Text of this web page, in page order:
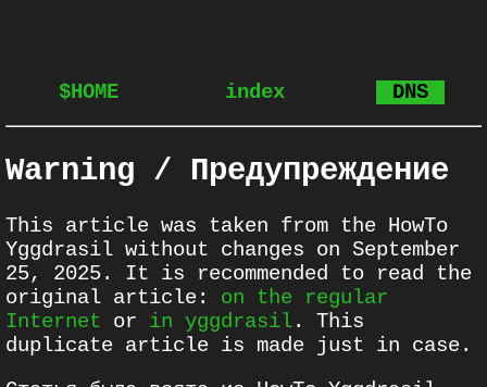
$HOME index DNS
Warning / Предупреждение
This article was taken from the HowTo
Yggdrasil without changes on September
25, 2025. It is recommended to read the
original article: on the regular
Internet or in yggdrasil. This
duplicate article is made just in case.